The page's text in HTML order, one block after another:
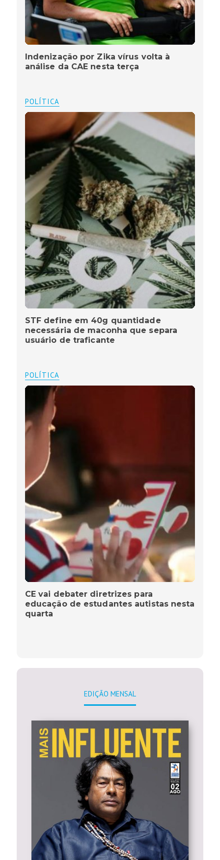
Indenização por Zika vírus volta à
análise da CAE nesta terça
POLÍTICA
STF define em 40g quantidade
necessária de maconha que separa
usuário de traficante
POLÍTICA
CE vai debater diretrizes para
educação de estudantes autistas nesta
quarta
EDIÇÃO MENSAL